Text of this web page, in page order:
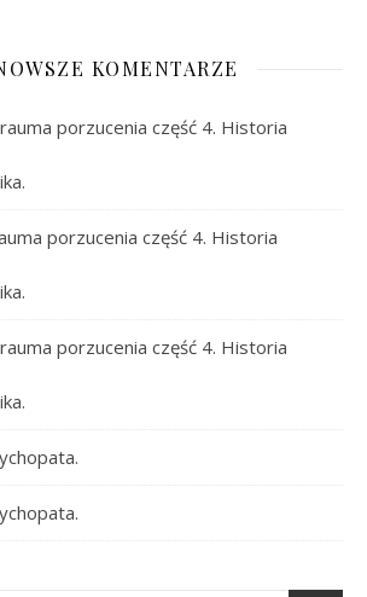
KOMENTARZE
porzucenia część 4. Historia
porzucenia część 4. Historia
porzucenia część 4. Historia